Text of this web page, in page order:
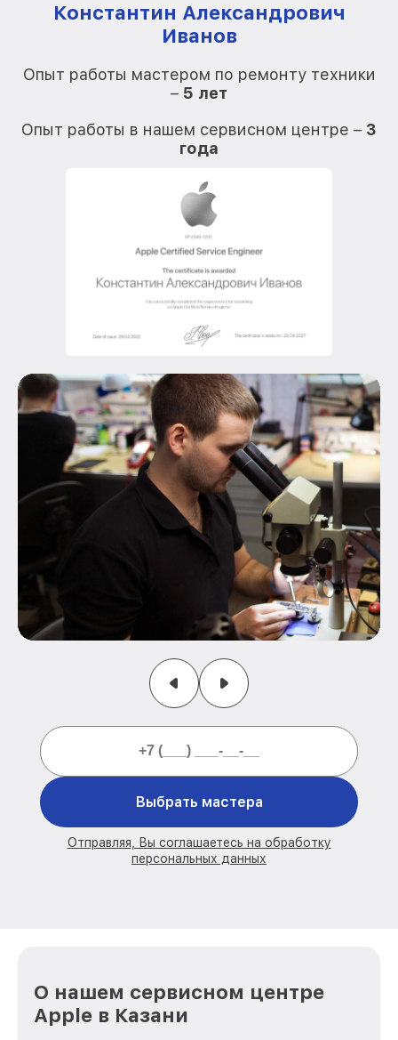
Константин Александрович
Иванов
Опыт работы мастером по ремонту техники
– 5 лет
Опыт работы в нашем сервисном центре – 3
года
Выбрать мастера
Отправляя, Вы соглашаетесь на обработку
персональных данных
О нашем сервисном центре
Apple в Казани